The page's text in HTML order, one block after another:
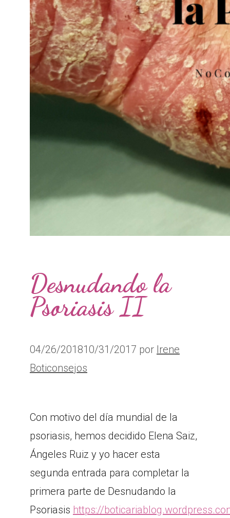
Desnudando la
Psoriasis II
04/26/201810/31/2017 por Irene
Boticonsejos
Con motivo del día mundial de la
psoriasis, hemos decidido Elena Saiz,
Ángeles Ruiz y yo hacer esta
segunda entrada para completar la
primera parte de Desnudando la
Psoriasis https://